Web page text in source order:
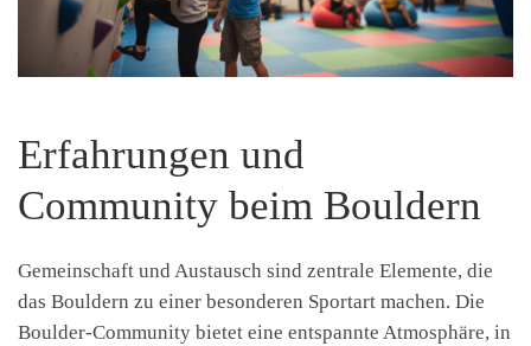
Erfahrungen und
Community beim Bouldern
Gemeinschaft und Austausch sind zentrale Elemente, die
das Bouldern zu einer besonderen Sportart machen. Die
Boulder-Community bietet eine entspannte Atmosphäre, in